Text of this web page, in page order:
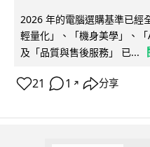
2026 年的電腦選購基準已經
輕量化」、「機身美學」、
及「品質與售後服務」 已...
21 1 ↗ 分享